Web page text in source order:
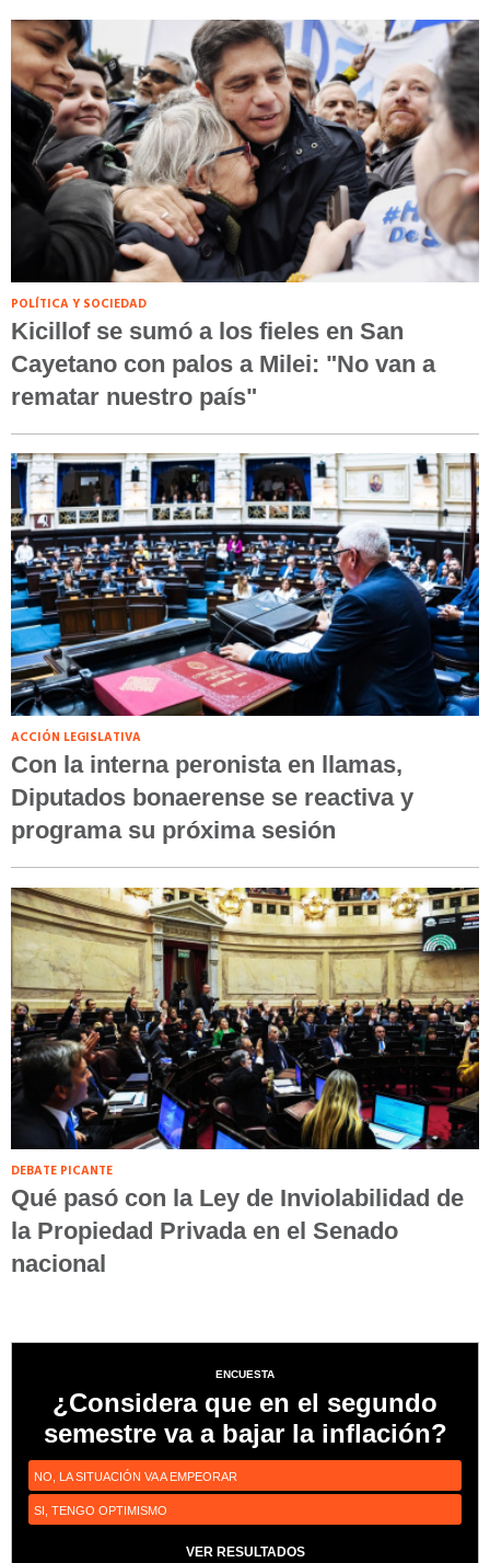
POLÍTICA Y SOCIEDAD
Kicillof se sumó a los fieles en San
Cayetano con palos a Milei: "No van a
rematar nuestro país"
ACCIÓN LEGISLATIVA
Con la interna peronista en llamas,
Diputados bonaerense se reactiva y
programa su próxima sesión
DEBATE PICANTE
Qué pasó con la Ley de Inviolabilidad de
la Propiedad Privada en el Senado
nacional
ENCUESTA
¿Considera que en el segundo
semestre va a bajar la inflación?
NO, LA SITUACIÓN VA A EMPEORAR
SI, TENGO OPTIMISMO
VER RESULTADOS